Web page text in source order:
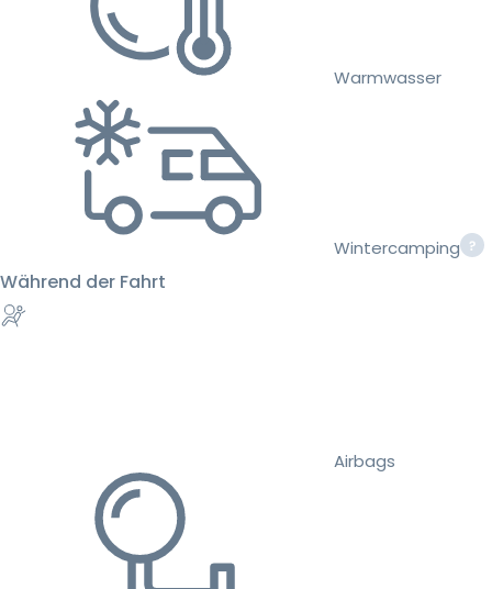
Warmwasser
Wintercamping
Während der Fahrt
Airbags